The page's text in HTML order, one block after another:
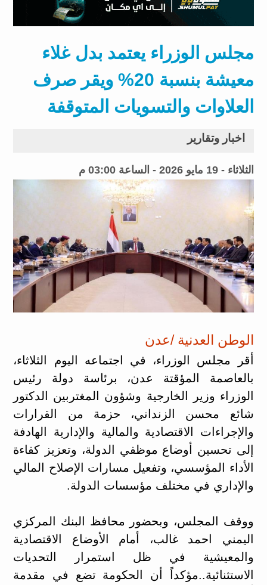
مجلس الوزراء يعتمد بدل غلاء
معيشة بنسبة 20% ويقر صرف
العلاوات والتسويات المتوقفة
اخبار وتقارير
الثلاثاء - 19 مايو 2026 - الساعة 03:00 م
الوطن العدنية /عدن
أقر مجلس الوزراء، في اجتماعه اليوم الثلاثاء،
بالعاصمة المؤقتة عدن، برئاسة دولة رئيس
الوزراء وزير الخارجية وشؤون المغتربين الدكتور
شائع محسن الزنداني، حزمة من القرارات
والإجراءات الاقتصادية والمالية والإدارية الهادفة
إلى تحسين أوضاع موظفي الدولة، وتعزيز كفاءة
الأداء المؤسسي، وتفعيل مسارات الإصلاح المالي
والإداري في مختلف مؤسسات الدولة.
ووقف المجلس، وبحضور محافظ البنك المركزي
اليمني احمد غالب، أمام الأوضاع الاقتصادية
والمعيشية في ظل استمرار التحديات
الاستثنائية..مؤكداً أن الحكومة تضع في مقدمة